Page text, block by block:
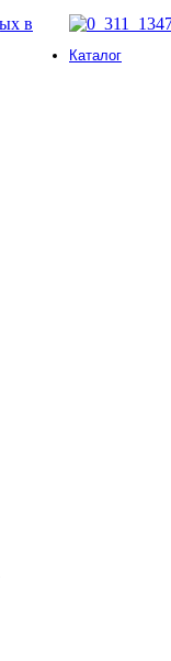
Каталог